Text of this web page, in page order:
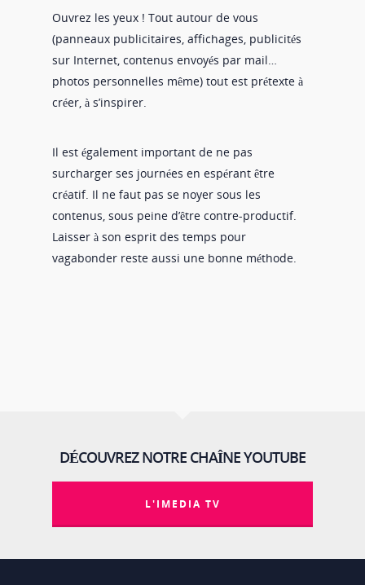
Ouvrez les yeux ! Tout autour de vous
(panneaux publicitaires, affichages, publicités
sur Internet, contenus envoyés par mail…
photos personnelles même) tout est prétexte à
créer, à s’inspirer.
Il est également important de ne pas
surcharger ses journées en espérant être
créatif. Il ne faut pas se noyer sous les
contenus, sous peine d’être contre-productif.
Laisser à son esprit des temps pour
vagabonder reste aussi une bonne méthode.
DÉCOUVREZ NOTRE CHAÎNE YOUTUBE
L'IMEDIA TV